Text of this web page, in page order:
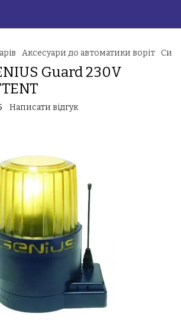
Аксесуари до автоматики воріт
Guard 230V
Написати відгук